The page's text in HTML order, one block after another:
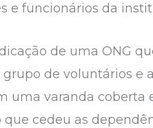
e funcionários da
de uma ONG
de voluntários e
uma varanda
cedeu as